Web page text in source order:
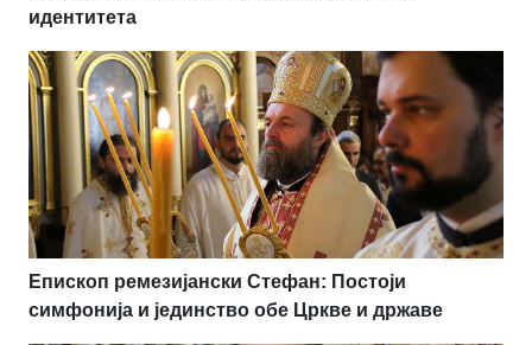
идентитета
Епископ ремезијански Стефан: Постоји
симфонија и јединство обе Цркве и државе